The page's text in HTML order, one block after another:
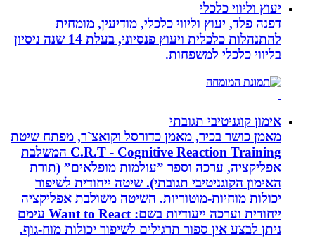
יעוץ וליווי כלכלי
דפנה פלד, יעוץ וליווי כלכלי, מודיעין, מומחית
להתנהלות כלכלית ויעוץ פנסיוני, בעלת 14 שנה ניסיון
בליווי כלכלי למשפחות.
אימון קוגניטיבי תגובתי
מאמן כושר בכיר, מאמן כדורסל וקואצ`ר, מפתח שיטת
C.R.T - Cognitive Reaction Training המשלבת
אפליקציה, ערכה וספר ”עולמות מופלאים” (תורת
האימון הקוגניטיבי תגובתי). שיטה ייחודית לשיפור
יכולות מוחיות-מוטוריות. השיטה משולבת אפליקציה
ייחודית וערכה ייעודיות בשם: Want to React עימם
ניתן לבצע אין ספור תרגילים לשיפור יכולות מוח-גוף.